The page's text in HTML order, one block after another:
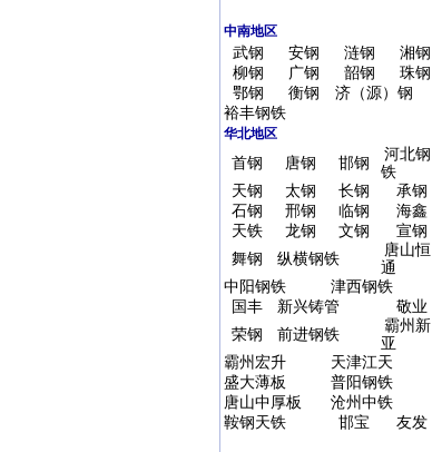
中南地区
武钢 安钢 涟钢
湘钢
柳钢
广钢 韶钢
珠钢
鄂钢
衡钢
济（源）钢
裕丰钢铁
华北地区
首钢 唐钢 邯钢
河北钢
铁
天钢
太钢 长钢
承钢
石钢
邢钢 临钢
海鑫
天铁
龙钢 文钢
宣钢
舞钢
纵横钢铁
唐山恒
通
中阳钢铁
津西钢铁
国丰
新兴铸管
敬业
荣钢
前进钢铁
霸州新
亚
霸州宏升
天津江天
盛大薄板
普阳钢铁
唐山中厚板
沧州中铁
鞍钢天铁
邯宝 友发